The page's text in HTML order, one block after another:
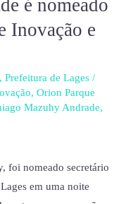
é nomeado
Inovação e
, Prefeitura de Lages /
, Orion Parque
Mazuhy Andrade,
foi nomeado secretário
em uma noite